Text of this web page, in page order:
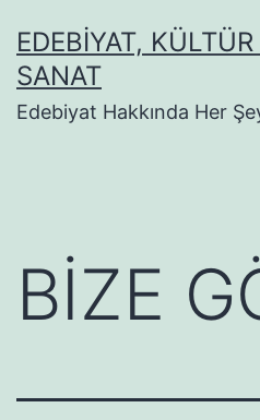
geçEDEBIYAT, KÜLTÜR
SANAT
Edebiyat Hakkında Her
BİZE